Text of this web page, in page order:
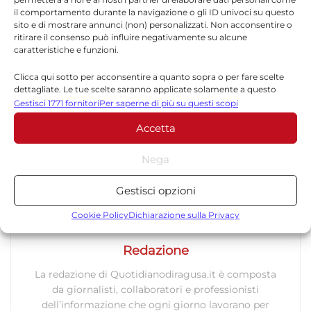
il comportamento durante la navigazione o gli ID univoci su questo
sito e di mostrare annunci (non) personalizzati. Non acconsentire o
ritirare il consenso può influire negativamente su alcune
caratteristiche e funzioni.
Clicca qui sotto per acconsentire a quanto sopra o per fare scelte
dettagliate. Le tue scelte saranno applicate solamente a questo
sito. È possibile modificare le impostazioni in qualsiasi momento,
compreso il ritiro del consenso, utilizzando i pulsanti della Cookie
Policy o cliccando sul pulsante di gestione del consenso nella parte
inferiore dello schermo.
Statistiche
Archiviare informazioni su dispositivo e/o accedervi, Misurare le
prestazioni degli annunci, Misurare le prestazioni dei contenuti,
combinazione di dati provenienti da fonti diverse.
Marketing
Archiviare informazioni su dispositivo e/o accedervi, Utilizzare
Gestisci 1771 fornitoriPer saperne di più su questi scopi
Accetta
Nega
Gestisci opzioni
Cookie PolicyDichiarazione sulla Privacy
visuale privilegiata sul tratto costiero di
Raganzino e sull’intero scenario urbano.
TORNA IN APPUNTAMENTI
Redazione
La redazione di Quotidianodiragusa.it è composta
da giornalisti, collaboratori e professionisti
dell’informazione che ogni giorno lavorano per